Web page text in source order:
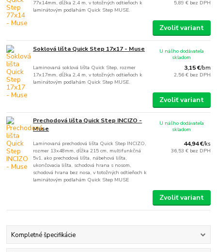
77x14mm, dĺžka 2,4 m, v totožných odtieňoch k
laminátovým podlahám Quick Step MUSE.
5,89 € bez DPH
Zvoliť variant
Soklová lišta Quick Step 17x17 - Muse
Laminovaná soklová lišta Quick Step, rozmer
17x17mm, dĺžka 2,4 m, v totožných odtieňoch k
laminátovým podlahám Quick Step MUSE.
3,15 €/bm
2,56 € bez DPH
U nášho dodávateľa
skladom
Zvoliť variant
Prechodová lišta Quick Step INCIZO -
Muse
Laminovaná prechodová lišta Quick Step INCIZO,
rozmer 13x48mm, dĺžka 215 cm, multifunkčná
5v1, ako prechodová lišta, nábehová lišta,
ukončovacia lišta, schodová hrana s nosom,
schodová hrana bez nosa, v totožných odtieňoch k
laminátovým podlahám Quick Step MUSE
44,94 €/ks
36,53 € bez DPH
U nášho dodávateľa
skladom
Zvoliť variant
Kompletné špecifikácie